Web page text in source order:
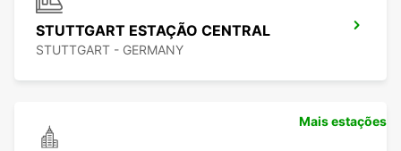
STUTTGART ESTAÇÃO CENTRAL
STUTTGART - GERMANY
Mais estações